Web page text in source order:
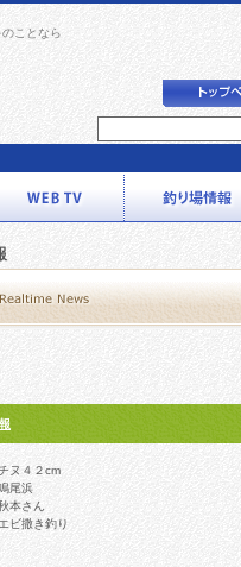
ことなら
ヌ４２cm
尾浜
本さん
エビ撒き釣り